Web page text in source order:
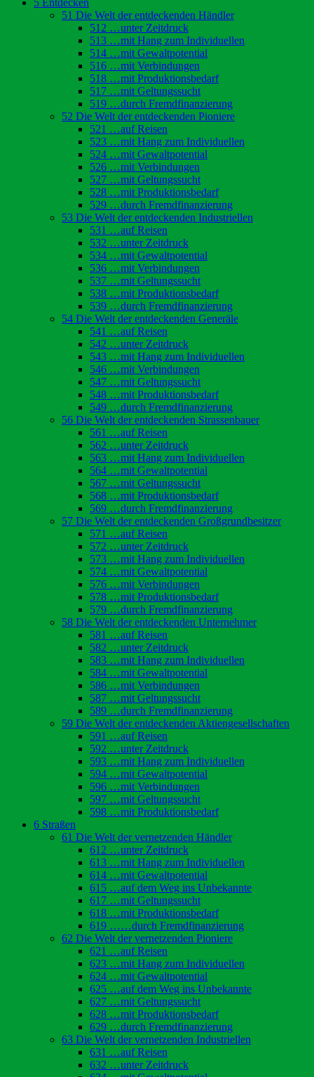
5 Entdecken
51 Die Welt der entdeckenden Händler
512 …unter Zeitdruck
513 …mit Hang zum Individuellen
514 …mit Gewaltpotential
516 …mit Verbindungen
518 …mit Produktionsbedarf
517 …mit Geltungssucht
519 …durch Fremdfinanzierung
52 Die Welt der entdeckenden Pioniere
521 …auf Reisen
523 …mit Hang zum Individuellen
524 …mit Gewaltpotential
526 …mit Verbindungen
527 …mit Geltungssucht
528 …mit Produktionsbedarf
529 …durch Fremdfinanzierung
53 Die Welt der entdeckenden Industriellen
531 …auf Reisen
532 …unter Zeitdruck
534 …mit Gewaltpotential
536 …mit Verbindungen
537 …mit Geltungssucht
538 …mit Produktionsbedarf
539 …durch Fremdfinanzierung
54 Die Welt der entdeckenden Generäle
541 …auf Reisen
542 …unter Zeitdruck
543 …mit Hang zum Individuellen
546 …mit Verbindungen
547 …mit Geltungssucht
548 …mit Produktionsbedarf
549 …durch Fremdfinanzierung
56 Die Welt der entdeckenden Strassenbauer
561 …auf Reisen
562 …unter Zeitdruck
563 …mit Hang zum Individuellen
564 …mit Gewaltpotential
567 …mit Geltungssucht
568 …mit Produktionsbedarf
569 …durch Fremdfinanzierung
57 Die Welt der entdeckenden Großgrundbesitzer
571 …auf Reisen
572 …unter Zeitdruck
573 …mit Hang zum Individuellen
574 …mit Gewaltpotential
576 …mit Verbindungen
578 …mit Produktionsbedarf
579 …durch Fremdfinanzierung
58 Die Welt der entdeckenden Unternehmer
581 …auf Reisen
582 …unter Zeitdruck
583 …mit Hang zum Individuellen
584 …mit Gewaltpotential
586 …mit Verbindungen
587 …mit Geltungssucht
589 …durch Fremdfinanzierung
59 Die Welt der entdeckenden Aktiengesellschaften
591 …auf Reisen
592 …unter Zeitdruck
593 …mit Hang zum Individuellen
594 …mit Gewaltpotential
596 …mit Verbindungen
597 …mit Geltungssucht
598 …mit Produktionsbedarf
6 Straßen
61 Die Welt der vernetzenden Händler
612 …unter Zeitdruck
613 …mit Hang zum Individuellen
614 …mit Gewaltpotential
615 …auf dem Weg ins Unbekannte
617 …mit Geltungssucht
618 …mit Produktionsbedarf
619 ……durch Fremdfinanzierung
62 Die Welt der vernetzenden Pioniere
621 …auf Reisen
623 …mit Hang zum Individuellen
624 …mit Gewaltpotential
625 …auf dem Weg ins Unbekannte
627 …mit Geltungssucht
628 …mit Produktionsbedarf
629 …durch Fremdfinanzierung
63 Die Welt der vernetzenden Industriellen
631 …auf Reisen
632 …unter Zeitdruck